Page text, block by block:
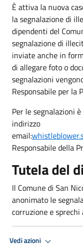
È attiva la nuova
la segnalazione di
dipendenti del
segnalazione di
inviate anche in
di allegare foto o
segnalazioni
Responsabile per la
Per le segnalazioni
indirizzo
email:
Responsabile della
Tutela del
Il Comune di San
anonimato le
corruzione e
Vedi azioni